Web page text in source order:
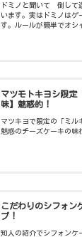
ドミノと聞いて 倒して
います。実はドミノはゲ
す。ルールが簡単でオシ
マツモトキヨシ限定
味】魅惑的！
マツキヨで限定の「ミル
魅惑のチーズケーキの味
こだわりのシフォン
プ！
知人の紹介でシフォンケ